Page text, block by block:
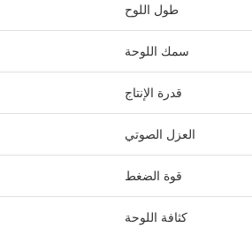
طول اللوح
سمك اللوحة
قدرة الإنتاج
العزل الصوتي
قوة الضغط
كثافة اللوحة